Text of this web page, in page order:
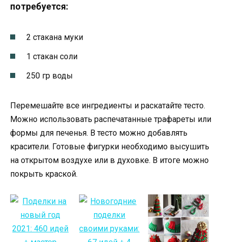
потребуется:
2 стакана муки
1 стакан соли
250 гр воды
Перемешайте все ингредиенты и раскатайте тесто.
Можно использовать распечатанные трафареты или
формы для печенья. В тесто можно добавлять
красители. Готовые фигурки необходимо высушить
на открытом воздухе или в духовке. В итоге можно
покрыть краской.